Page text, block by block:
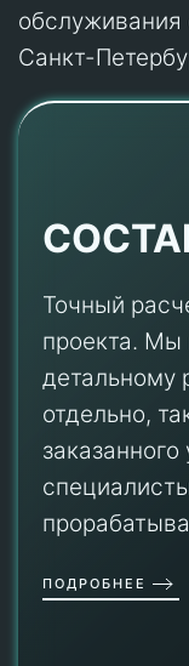
обслуживания
Санкт-
Точный
проекта. Мы
детальному
отдельно,
ПОДРОБНЕЕ